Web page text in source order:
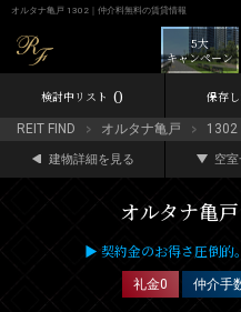
オルタナ亀戸 1302｜仲介料無料の賃貸情報
5大
キャンペーン
検討中リスト 0 保存
REIT FIND オルタナ亀戸 1302
建物詳細を見る 空
オルタナ亀
▶ 契約金のお得さ圧倒
礼金0 仲介手